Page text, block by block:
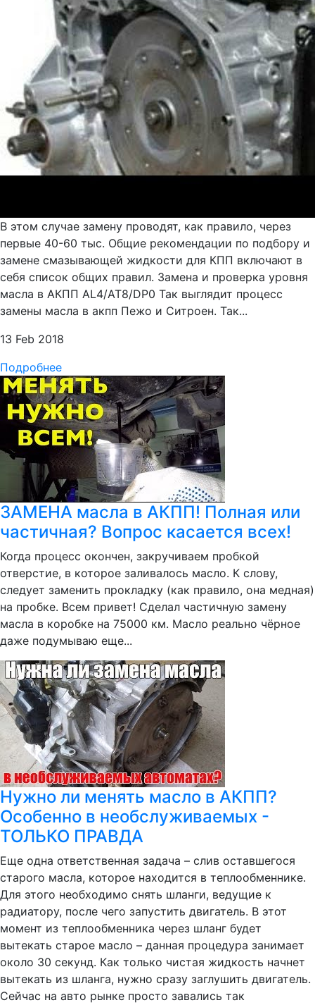
В этом случае замену проводят, как правило, через
первые 40-60 тыс. Общие рекомендации по подбору и
замене смазывающей жидкости для КПП включают в
себя список общих правил. Замена и проверка уровня
масла в АКПП AL4/AT8/DP0 Так выглядит процесс
замены масла в акпп Пежо и Ситроен. Так...
13 Feb 2018
Подробнее
ЗАМЕНА масла в АКПП! Полная или
частичная? Вопрос касается всех!
Когда процесс окончен, закручиваем пробкой
отверстие, в которое заливалось масло. К слову,
следует заменить прокладку (как правило, она медная)
на пробке. Всем привет! Сделал частичную замену
масла в коробке на 75000 км. Масло реально чёрное
даже подумываю еще...
Нужно ли менять масло в АКПП?
Особенно в необслуживаемых -
ТОЛЬКО ПРАВДА
Еще одна ответственная задача – слив оставшегося
старого масла, которое находится в теплообменнике.
Для этого необходимо снять шланги, ведущие к
радиатору, после чего запустить двигатель. В этот
момент из теплообменника через шланг будет
вытекать старое масло – данная процедура занимает
около 30 секунд. Как только чистая жидкость начнет
вытекать из шланга, нужно сразу заглушить двигатель.
Сейчас на авто рынке просто завались так